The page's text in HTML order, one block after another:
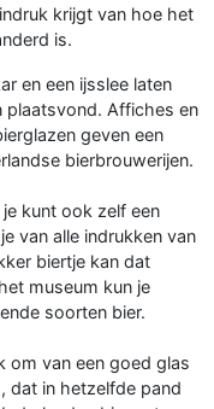
krijgt van hoe het
is.
en een ijsslee laten
plaatsvond. Affiches en
geven een
bierbrouwerijen.
kunt ook zelf een
van alle indrukken van
biertje kan dat
museum kun je
soorten bier.
om van een goed glas
dat in hetzelfde pand